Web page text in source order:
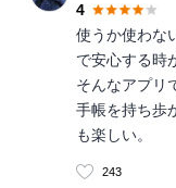
4
使うか使わな
で安心する時
そんなアプリ
手帳を持ち歩
も楽しい。
243